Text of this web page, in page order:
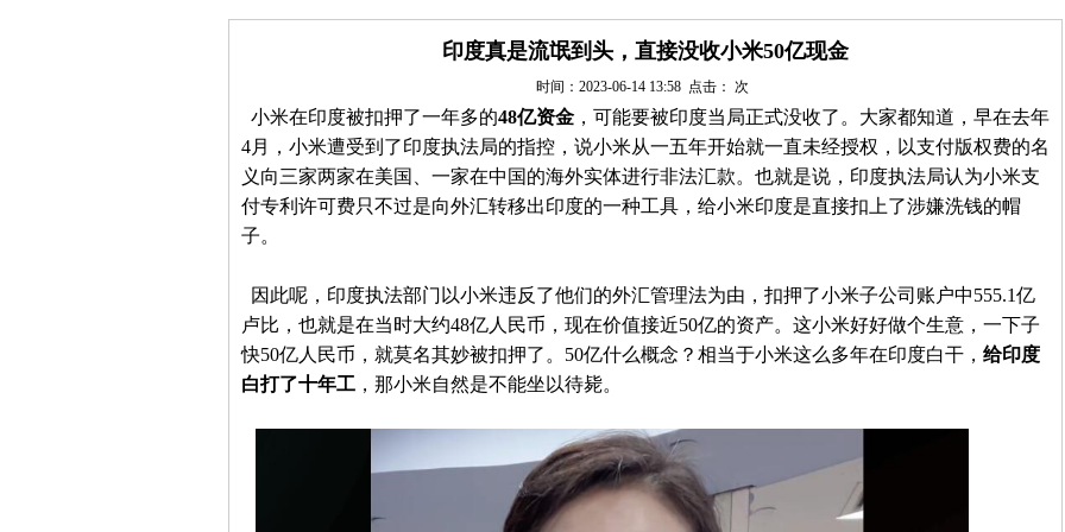
印度真是流氓到头，直接没收小米50亿现金
时间：2023-06-14 13:58 点击： 次
小米在印度被扣押了一年多的48亿资金 ，可能要被印度当局正式没收了。大家都知道，早在去年
4月，小米遭受到了印度执法局的指控，说小米从一五年开始就一直未经授权，以支付版权费的名
义向三家两家在美国、一家在中国的海外实体进行非法汇款。也就是说，印度执法局认为小米支
付专利许可费只不过是向外汇转移出印度的一种工具，给小米印度是直接扣上了涉嫌洗钱的帽
子。
因此呢，印度执法部门以小米违反了他们的外汇管理法为由，扣押了小米子公司账户中555.1亿
卢比，也就是在当时大约48亿人民币，现在价值接近50亿的资产。这小米好好做个生意，一下子
快50亿人民币，就莫名其妙被扣押了。50亿什么概念？相当于小米这么多年在印度白干， 给印度
白打了十年工 ，那小米自然是不能坐以待毙。